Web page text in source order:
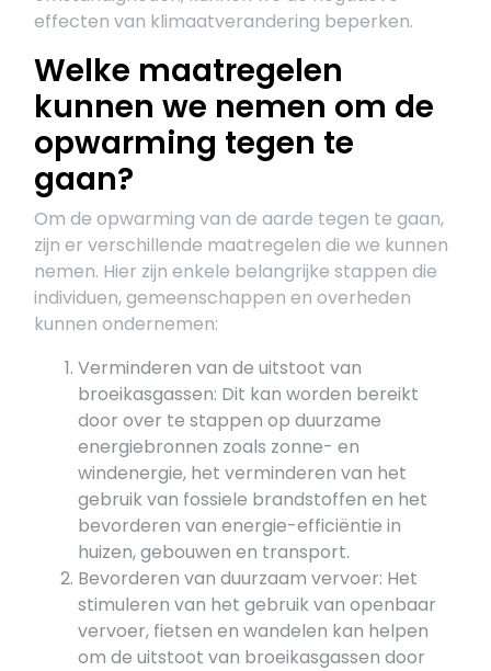
effecten van klimaatverandering beperken.
Welke maatregelen
kunnen we nemen om de
opwarming tegen te
gaan?
Om de opwarming van de aarde tegen te gaan,
zijn er verschillende maatregelen die we kunnen
nemen. Hier zijn enkele belangrijke stappen die
individuen, gemeenschappen en overheden
kunnen ondernemen:
Verminderen van de uitstoot van
broeikasgassen: Dit kan worden bereikt
door over te stappen op duurzame
energiebronnen zoals zonne- en
windenergie, het verminderen van het
gebruik van fossiele brandstoffen en het
bevorderen van energie-efficiëntie in
huizen, gebouwen en transport.
Bevorderen van duurzaam vervoer: Het
stimuleren van het gebruik van openbaar
vervoer, fietsen en wandelen kan helpen
om de uitstoot van broeikasgassen door